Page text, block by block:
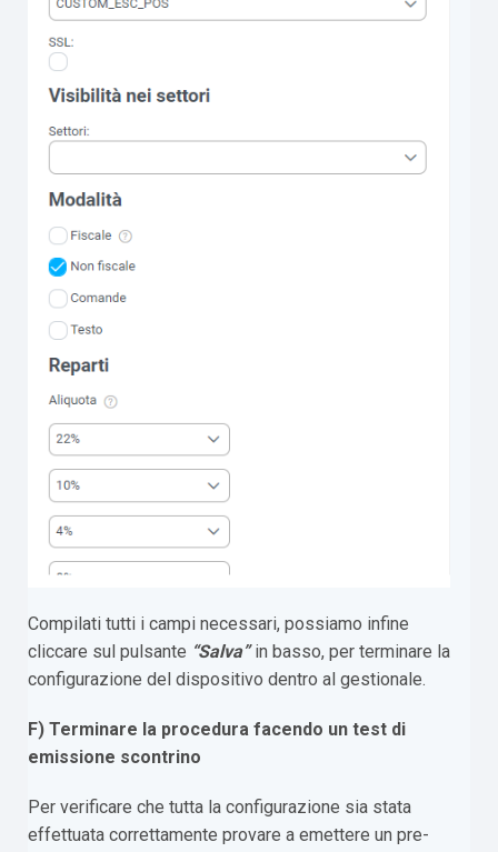
Compilati tutti i campi necessari, possiamo infine
cliccare sul pulsante “Salva”in basso, per terminare la
configurazione del dispositivo dentro al gestionale.
F) Terminare la procedura facendo un test di
emissione scontrino
Per verificare che tutta la configurazione sia stata
effettuata correttamente provare a emettere un pre-